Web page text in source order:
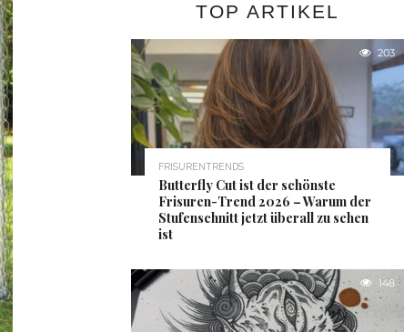
TOP ARTIKEL
203
FRISURENTRENDS
Butterfly Cut ist der schönste
Frisuren-Trend 2026 – Warum der
Stufenschnitt jetzt überall zu sehen
ist
148